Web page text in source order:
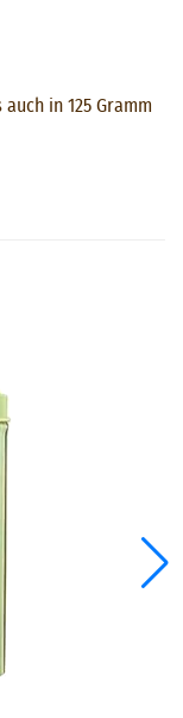
in 125 Gramm